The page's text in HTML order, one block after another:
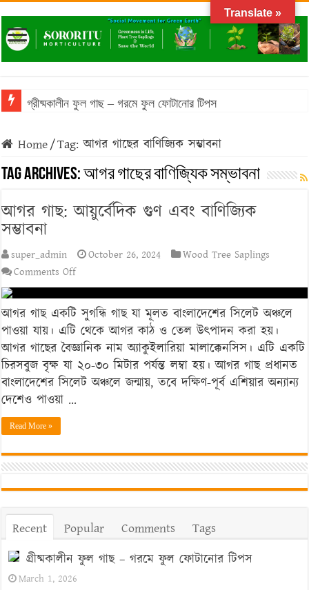
গ্রীষ্মকালীন ফুল গাছ – গরমে ফুল ফোটানোর টিপস
Home/Tag:আগর গাছের বাণিজ্যিক সম্ভাবনা
Tag Archives:আগর গাছের বাণিজ্যিক সম্ভাবনা
আগর গাছ: আয়ুর্বেদিক গুণ এবং বাণিজ্যিক
সম্ভাবনা
super_admin October 26, 2024
Wood Tree Saplings
Comments Offon
আগর
গাছ:
আয়ুর্বেদিক
গুণ
এবং
বাণিজ্যিক
আগর গাছ একটি সুগন্ধি গাছ যা মূলত বাংলাদেশের সিলেট অঞ্চলে
পাওয়া যায়। এটি থেকে আগর কাঠ ও তেল উৎপাদন করা হয়।
আগর গাছের বৈজ্ঞানিক নাম অ্যাকুইলারিয়া মালাক্কেনসিস। এটি একটি
চিরসবুজ বৃক্ষ যা ২০-৩০ মিটার পর্যন্ত লম্বা হয়। আগর গাছ প্রধানত
বাংলাদেশের সিলেট অঞ্চলে জন্মায়, তবে দক্ষিণ-পূর্ব এশিয়ার অন্যান্য
দেশেও পাওয়া …
Read More »
Recent Popular Comments
Tags
গ্রীষ্মকালীন ফুল গাছ – গরমে ফুল ফোটানোর টিপস
March 1, 2026
Translate »